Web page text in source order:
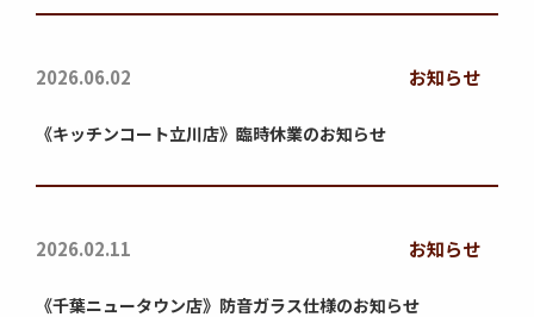
2026.06.02 お知らせ
《キッチンコート立川店》臨時休業のお知らせ
2026.02.11 お知らせ
《千葉ニュータウン店》防音ガラス仕様のお知らせ